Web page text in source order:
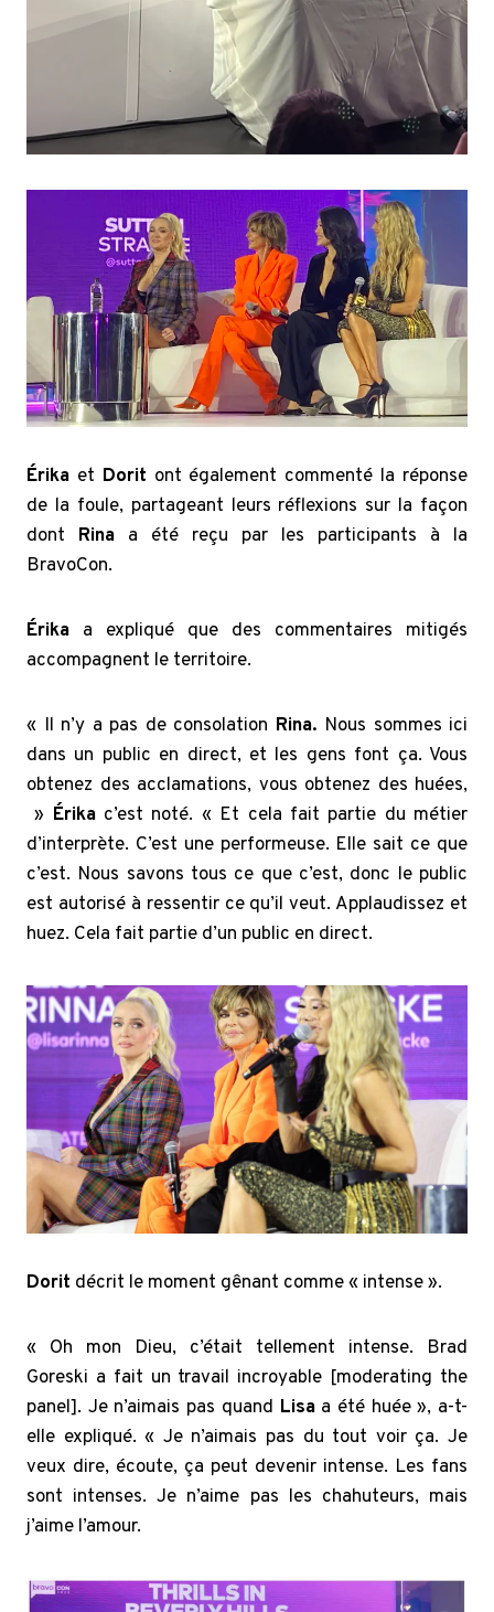
Érika et Dorit ont également commenté la réponse
de la foule, partageant leurs réflexions sur la façon
dont Rina a été reçu par les participants à la
BravoCon.
Érika a expliqué que des commentaires mitigés
accompagnent le territoire.
« Il n’y a pas de consolation Rina. Nous sommes ici
dans un public en direct, et les gens font ça. Vous
obtenez des acclamations, vous obtenez des huées,
» Érikac’est noté. « Et cela fait partie du métier
d’interprète. C’est une performeuse. Elle sait ce que
c’est. Nous savons tous ce que c’est, donc le public
est autorisé à ressentir ce qu’il veut. Applaudissez et
huez. Cela fait partie d’un public en direct.
Dorit décrit le moment gênant comme « intense ».
« Oh mon Dieu, c’était tellement intense. Brad
Goreski a fait un travail incroyable [moderating the
panel]. Je n’aimais pas quand Lisa a été huée », a-t-
elle expliqué. « Je n’aimais pas du tout voir ça. Je
veux dire, écoute, ça peut devenir intense. Les fans
sont intenses. Je n’aime pas les chahuteurs, mais
j’aime l’amour.